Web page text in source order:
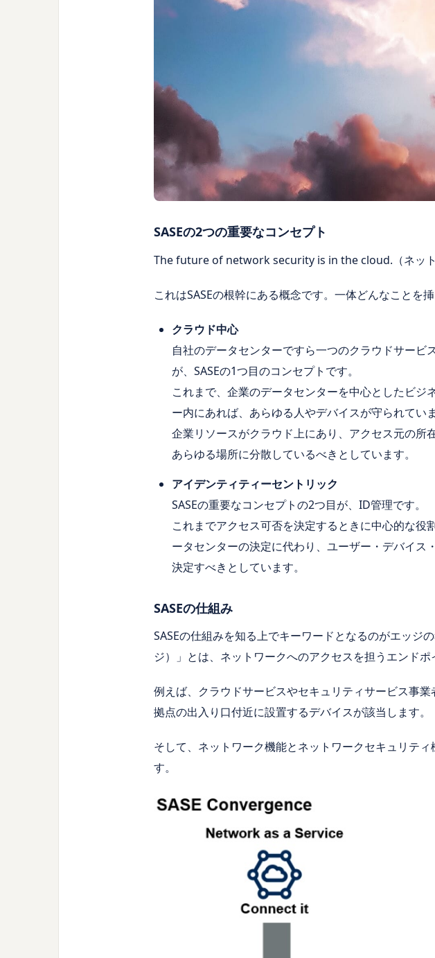
SASEの2つの重要なコンセプト
The future of network security is in the cloud.（ネット
これはSASEの根幹にある概念です。一体どんなことを
クラウド中心
自社のデータセンターですら一つのクラウドサー
が、SASEの1つ目のコンセプトです。
これまで、企業のデータセンターを中心としたビ
ー内にあれば、あらゆる人やデバイスが守られていま
企業リソースがクラウド上にあり、アクセス元の所
あらゆる場所に分散しているべきとしています。
アイデンティティーセントリック
SASEの重要なコンセプトの2つ目が、ID管理です。
これまでアクセス可否を決定するときに中心的な役
ータセンターの決定に代わり、ユーザー・デバイ
決定すべきとしています。
SASEの仕組み
SASEの仕組みを知る上でキーワードとなるのがエッジ
ジ）」とは、ネットワークへのアクセスを担うエンドポ
例えば、クラウドサービスやセキュリティサービス事
拠点の出入り口付近に設置するデバイスが該当します。
そして、ネットワーク機能とネットワークセキュリテ
す。